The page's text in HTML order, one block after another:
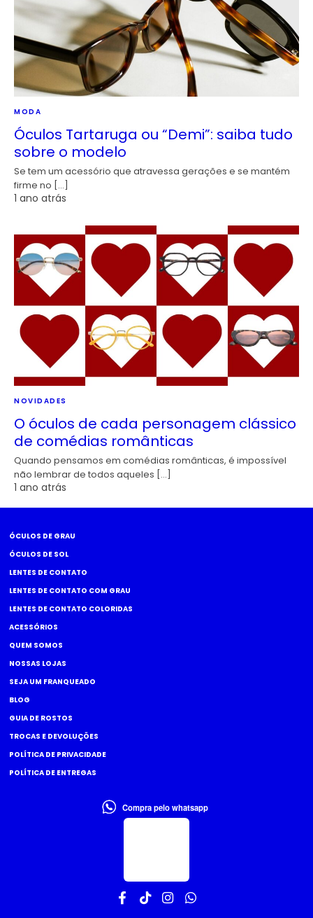
MODA
Óculos Tartaruga ou “Demi”: saiba tudo
sobre o modelo
Se tem um acessório que atravessa gerações e se mantém
firme no […]
1 ano atrás
NOVIDADES
O óculos de cada personagem clássico
de comédias românticas
Quando pensamos em comédias românticas, é impossível
não lembrar de todos aqueles […]
1 ano atrás
ÓCULOS DE GRAU
ÓCULOS DE SOL
LENTES DE CONTATO
LENTES DE CONTATO COM GRAU
LENTES DE CONTATO COLORIDAS
ACESSÓRIOS
QUEM SOMOS
NOSSAS LOJAS
SEJA UM FRANQUEADO
BLOG
GUIA DE ROSTOS
TROCAS E DEVOLUÇÕES
POLÍTICA DE PRIVACIDADE
POLÍTICA DE ENTREGAS
Compra pelo whatsapp